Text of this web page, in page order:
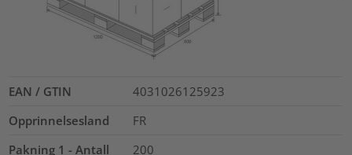
EAN / GTIN
4031026125923
Opprinnelsesland
FR
Pakning 1 - Antall
200